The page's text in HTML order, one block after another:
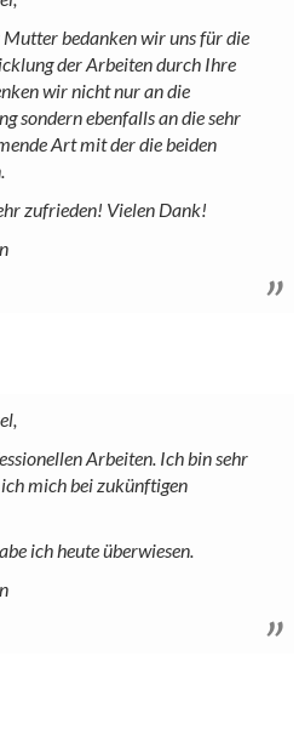
bedanken wir uns für die
der Arbeiten durch Ihre
wir nicht nur an die
sondern ebenfalls an die sehr
Art mit der die beiden
zufrieden! Vielen Dank!
Arbeiten. Ich bin sehr
mich bei zukünftigen
ich heute überwiesen.